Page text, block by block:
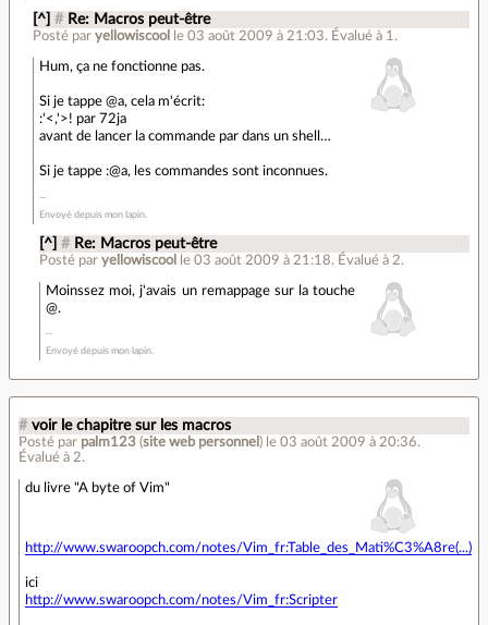
[^] # Re: Macros peut-être
Posté par yellowiscool le 03 août 2009 à 21:03.Évalué à 1.
Hum, ça ne fonctionne pas.
Si je tappe @a, cela m'écrit:
:'<,'>! par 72ja
avant de lancer la commande par dans un shell…
Si je tappe :@a, les commandes sont inconnues.
Envoyé depuis mon lapin.
[^] # Re: Macros peut-être
Posté paryellowiscool le 03 août 2009 à 21:18. Évalué à 2.
Moinssez moi, j'avais un remappage sur la touche
@.
Envoyé depuis mon lapin.
# voir le chapitre sur les macros
Posté par palm123 (site web personnel ) le 03 août 2009 à 20:36.
Évalué à 2.
du livre "A byte of Vim"
http://www.swaroopch.com/notes/Vim_fr:Table_des_Mati%C3%A8re(...)
ici
http://www.swaroopch.com/notes/Vim_fr:Scripter